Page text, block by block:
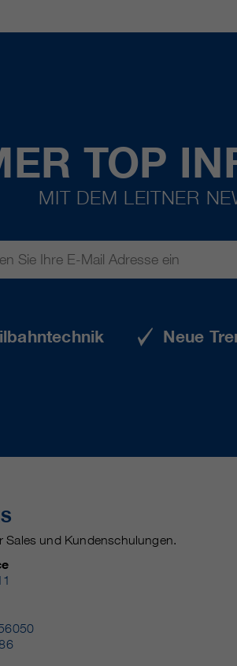
TOP
MIT DEM LEITNER
Neue
Sales und Kundenschulungen.